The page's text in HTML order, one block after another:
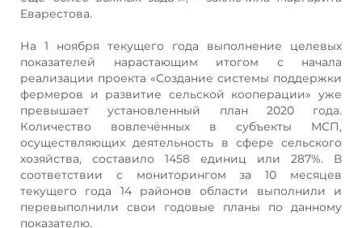
Еварестова.
На 1 ноября текущего года выполнение целевых
показателей нарастающим итогом с начала
реализации проекта «Создание системы поддержки
фермеров и развитие сельской кооперации» уже
превышает установленный план 2020 года.
Количество вовлечённых в субъекты МСП,
осуществляющих деятельность в сфере сельского
хозяйства, составило 1458 единиц или 287%. В
соответствии с мониторингом за 10 месяцев
текущего года 14 районов области выполнили и
перевыполнили свои годовые планы по данному
показателю.